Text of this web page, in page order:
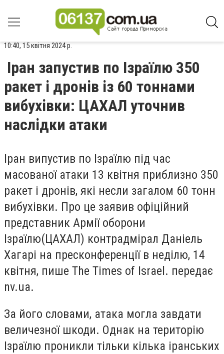
10:40, 15 квітня 2024 р.
Іран запустив по Ізраїлю 350
ракет і дронів із 60 тоннами
вибухівки: ЦАХАЛ уточнив
наслідки атаки
Іран випустив по Ізраїлю під час
масованої атаки 13 квітня приблизно 350
ракет і дронів, які несли загалом 60 тонн
вибухівки. Про це заявив офіційний
представник Армії оборони
Ізраїлю(ЦАХАЛ) контрадмірал Даніель
Хагарі на пресконференції в неділю, 14
квітня, пише The Times of Israel. передає
nv.ua.
За його словами, атака могла завдати
величезної шкоди. Однак на територію
Ізраїлю проникли тільки кілька іранських